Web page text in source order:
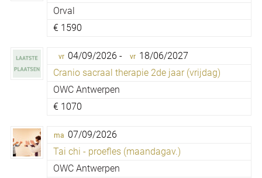
Orval
€ 1590
vr 04/09/2026 - vr 18/06/2027
Cranio sacraal therapie 2de jaar (vrijdag)
OWC Antwerpen
€ 1070
ma 07/09/2026
Tai chi - proefles (maandagav.)
OWC Antwerpen